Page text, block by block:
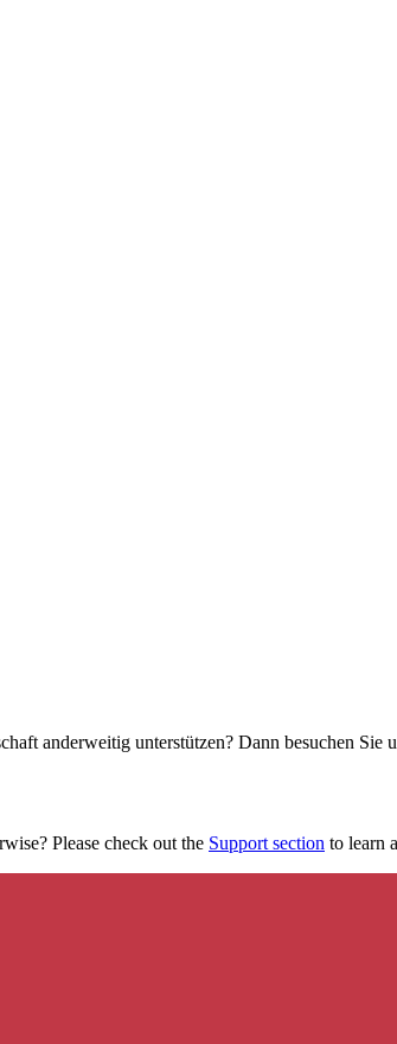
anderweitig unterstützen? Dann besuchen Sie
Please check out the Support section to learn